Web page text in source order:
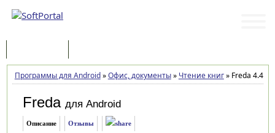
Программы для Android»Офис, документы» Чтение книг»Freda 4.40
Freda для Android
Описание Отзывы